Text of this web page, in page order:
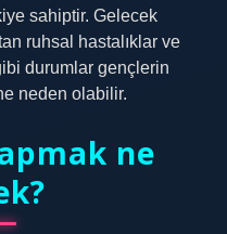
sahiptir. Gelecek
ruhsal hastalıklar ve
durumlar gençlerin
neden olabilir.
ne